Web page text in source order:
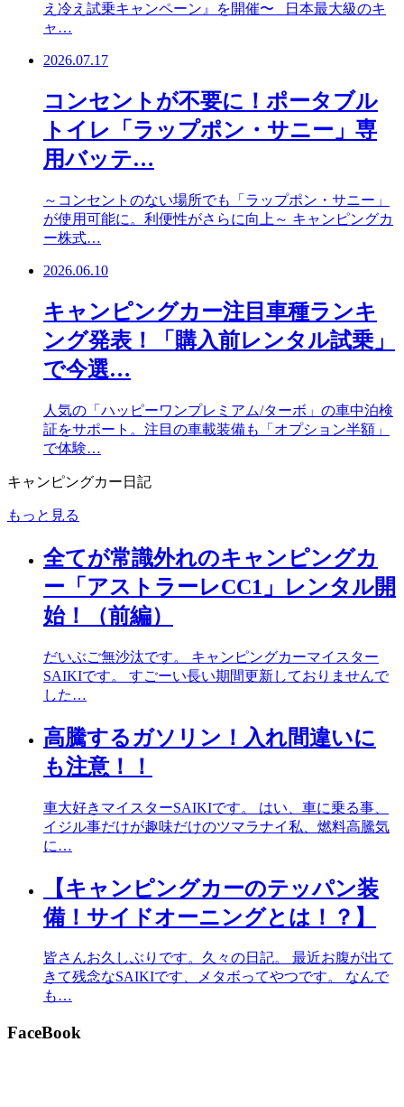
え冷え試乗キャンペーン』を開催〜 日本最大級のキ
ャ…
2026.07.17
コンセントが不要に！ポータブル
トイレ「ラップポン・サニー」専
用バッテ…
～コンセントのない場所でも「ラップポン・サニー」
が使用可能に。利便性がさらに向上～ キャンピングカ
ー株式…
2026.06.10
キャンピングカー注目車種ランキ
ング発表！「購入前レンタル試乗」
で今選…
人気の「ハッピーワンプレミアム/ターボ」の車中泊検
証をサポート。注目の車載装備も「オプション半額」
で体験…
キャンピングカー日記
もっと見る
全てが常識外れのキャンピングカ
ー「アストラーレCC1」レンタル開
始！（前編）
だいぶご無沙汰です。 キャンピングカーマイスター
SAIKIです。 すごーい長い期間更新しておりませんで
した…
高騰するガソリン！入れ間違いに
も注意！！
車大好きマイスターSAIKIです。 はい、車に乗る事、
イジル事だけが趣味だけのツマラナイ私、燃料高騰気
に…
【キャンピングカーのテッパン装
備！サイドオーニングとは！？】
皆さんお久しぶりです。久々の日記。 最近お腹が出て
きて残念なSAIKIです、メタボってやつです。 なんで
も…
FaceBook